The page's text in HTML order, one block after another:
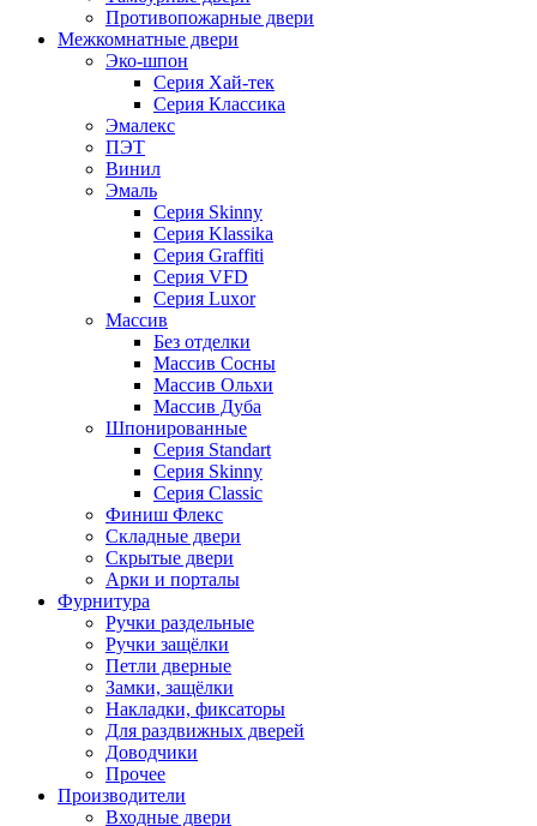
Противопожарные двери
Межкомнатные двери
Эко-шпон
Серия Хай-тек
Серия Классика
Эмалекс
ПЭТ
Винил
Эмаль
Серия Skinny
Серия Klassika
Серия Graffiti
Серия VFD
Серия Luxor
Массив
Без отделки
Массив Сосны
Массив Ольхи
Массив Дуба
Шпонированные
Серия Standart
Серия Skinny
Серия Classic
Финиш Флекс
Складные двери
Скрытые двери
Арки и порталы
Фурнитура
Ручки раздельные
Ручки защёлки
Петли дверные
Замки, защёлки
Накладки, фиксаторы
Для раздвижных дверей
Доводчики
Прочее
Производители
Входные двери